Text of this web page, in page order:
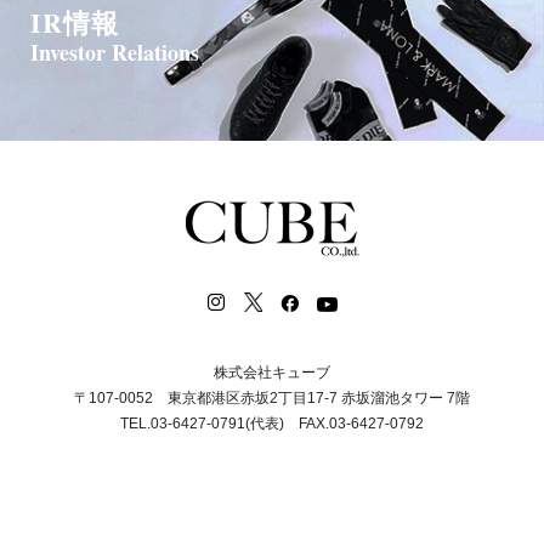
IR情報
Investor Relations
株式会社キューブ
〒107-0052 東京都港区赤坂2丁目17-7 赤坂溜池タワー 7階
TEL.03-6427-0791(代表) FAX.03-6427-0792